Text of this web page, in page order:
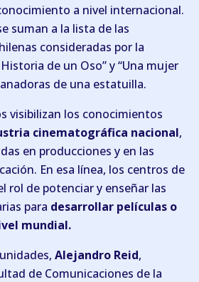
a nivel internacional.
suman a la lista de las
consideradas por la
de un Oso” y “Una mujer
de una estatuilla.
visibilizan los conocimientos
cinematográfica nacional,
en producciones y en las
En esa línea, los centros de
rol de potenciar y enseñar las
para desarrollar películas o
mundial.
Alejandro Reid,
de Comunicaciones de la